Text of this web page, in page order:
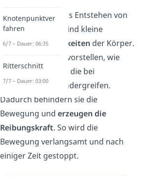
DieUrsachefür das Entstehen von
Reibungskräften sind kleine
Oberflächenrauigkeiten der Körper.
Du kannst dir das vorstellen, wie
ganz kleine Zähne, die bei
Berührung ineinandergreifen.
Dadurch behindern sie die
Bewegung und erzeugen die
Reibungskraft. So wird die
Bewegung verlangsamt und nach
einiger Zeit gestoppt.
Knotenpunktver
fahren
6/7 – Dauer: 06:35
Ritterschnitt
7/7 – Dauer: 03:00